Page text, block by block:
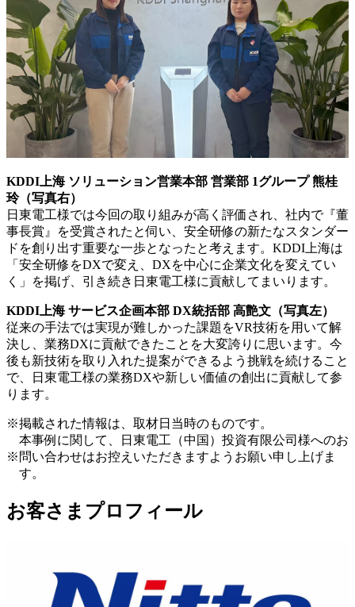
KDDI上海 ソリューション営業本部 営業部 1グループ 熊桂
玲（写真右）
日東電工様では今回の取り組みが高く評価され、社内で『董
事長賞』を受賞されたと伺い、安全研修の新たなスタンダー
ドを創り出す重要な一歩となったと考えます。KDDI上海は
「安全研修をDXで変え、DXを中心に企業文化を変えてい
く」を掲げ、引き続き日東電工様に貢献してまいります。
KDDI上海 サービス企画本部 DX統括部 高艶文（写真左）
従来の手法では実現が難しかった課題をVR技術を用いて解
決し、業務DXに貢献できたことを大変誇りに思います。今
後も新技術を取り入れた提案ができるよう挑戦を続けること
で、日東電工様の業務DXや新しい価値の創出に貢献して参
ります。
※掲載された情報は、取材日当時のものです。
※
本事例に関して、日東電工（中国）投資有限公司様へのお
問い合わせはお控えいただきますようお願い申し上げま
す。
お客さまプロフィール